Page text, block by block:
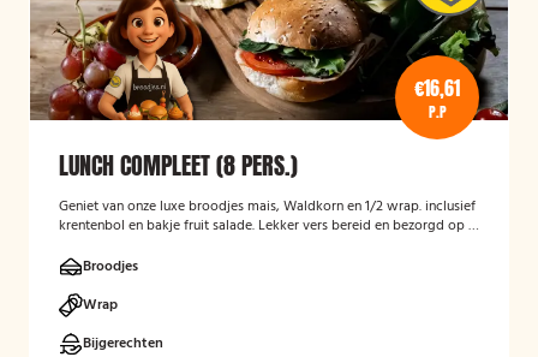
€16,61
P.P
LUNCH COMPLEET (8 PERS.)
Geniet van onze luxe broodjes mais, Waldkorn en 1/2 wrap. inclusief
krentenbol en bakje fruit salade. Lekker vers bereid en bezorgd op je
Broodjes
Wrap
Bijgerechten